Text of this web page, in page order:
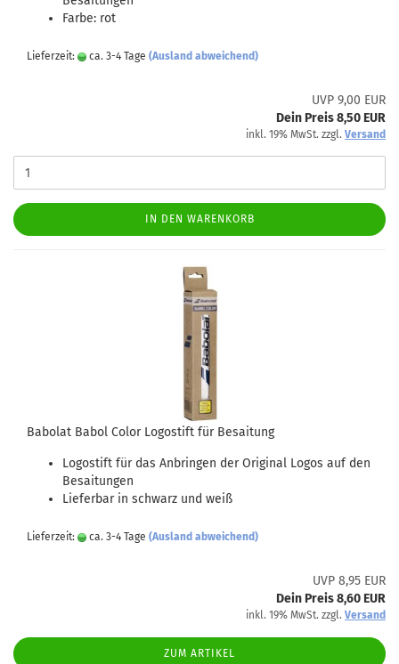
Farbe: rot
Lieferzeit: ca. 3-4 Tage (Ausland abweichend)
UVP 9,00 EUR
Dein Preis 8,50 EUR
inkl. 19% MwSt. zzgl. Versand
IN DEN WARENKORB
Babolat Babol Color Logostift für Besaitung
Logostift für das Anbringen der Original Logos auf den
Besaitungen
Lieferbar in schwarz und weiß
Lieferzeit: ca. 3-4 Tage (Ausland abweichend)
UVP 8,95 EUR
Dein Preis 8,60 EUR
inkl. 19% MwSt. zzgl. Versand
ZUM ARTIKEL